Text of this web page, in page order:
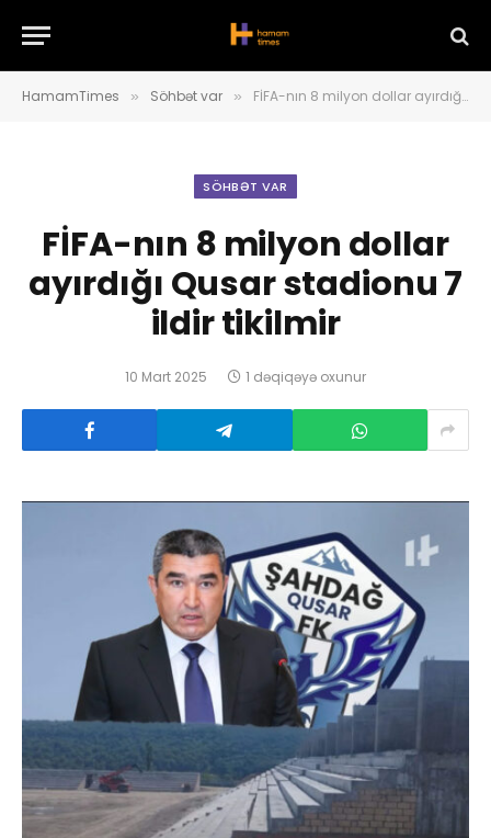
HamamTimes » Söhbət var » FİFA-nın 8 milyon dollar ayırdığı Qusar stadionu 7 ildir tikilmir
SÖHBƏT VAR
FİFA-nın 8 milyon dollar
ayırdığı Qusar stadionu 7
ildir tikilmir
10 Mart 2025 1 dəqiqəyə oxunur